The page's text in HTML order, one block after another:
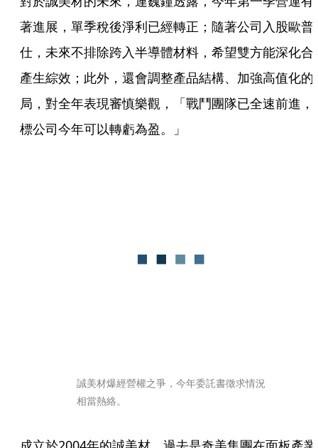
著進展，單季稅後淨利已經轉正；隨著公司入股歐普
仕，未來不排除跨入半導體材料，希望雙方能深化合
產生綜效；此外，還會調整產品結構、加強高值化的
局，對全年表現審慎樂觀，「戰鬥團隊已全速前進，
標公司今年可以轉虧為盈。」
誠美材爆經營權之爭，今年委託書徵求情況
相當熱絡。